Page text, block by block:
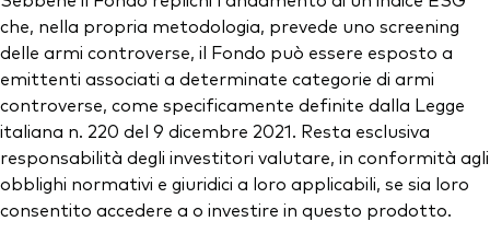
che, nella propria metodologia, prevede uno screening
delle armi controverse, il Fondo può essere esposto a
emittenti associati a determinate categorie di armi
controverse, come specificamente definite dalla Legge
italiana n. 220 del 9 dicembre 2021. Resta esclusiva
responsabilità degli investitori valutare, in conformità agli
obblighi normativi e giuridici a loro applicabili, se sia loro
consentito accedere a o investire in questo prodotto.